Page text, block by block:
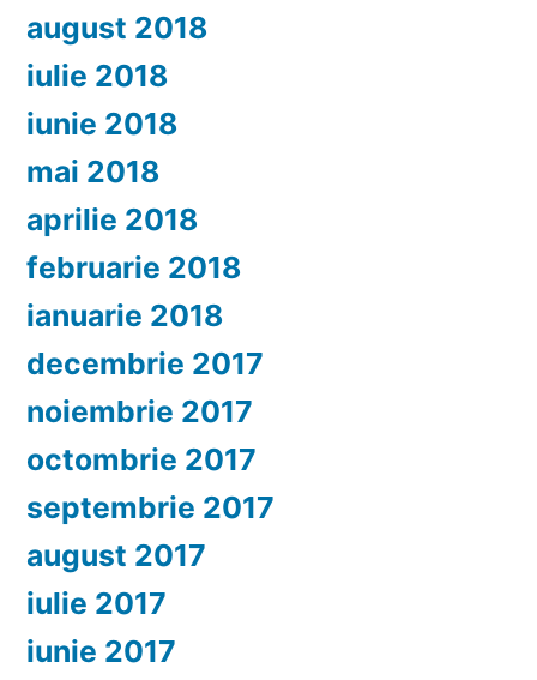
august 2018
iulie 2018
iunie 2018
mai 2018
aprilie 2018
februarie 2018
ianuarie 2018
decembrie 2017
noiembrie 2017
octombrie 2017
septembrie 2017
august 2017
iulie 2017
iunie 2017